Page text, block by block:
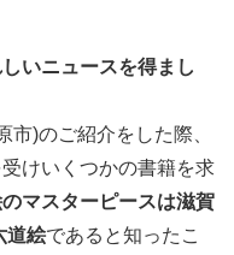
いニュースを得まし
市)のご紹介をした際、
けいくつかの書籍を求
マスターピースは滋賀
道絵であると知ったこ